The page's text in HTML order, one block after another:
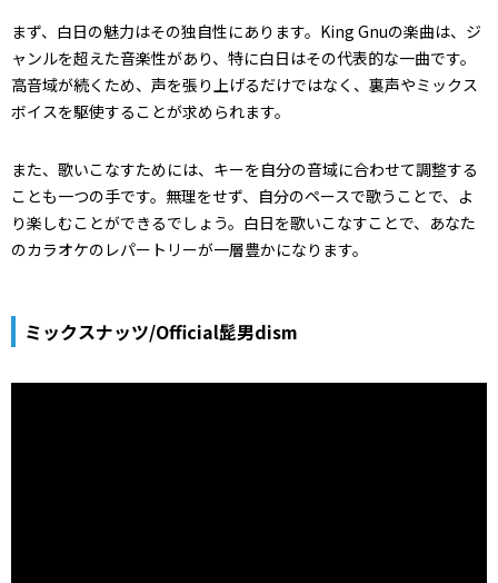
まず、白日の魅力はその独自性にあります。King Gnuの楽曲は、ジ
ャンルを超えた音楽性があり、特に白日はその代表的な一曲です。
高音域が続くため、声を張り上げるだけではなく、裏声やミックス
ボイスを駆使することが求められます。
また、歌いこなすためには、キーを自分の音域に合わせて調整する
ことも一つの手です。無理をせず、自分のペースで歌うことで、よ
り楽しむことができるでしょう。白日を歌いこなすことで、あなた
のカラオケのレパートリーが一層豊かになります。
ミックスナッツ/Official髭男dism